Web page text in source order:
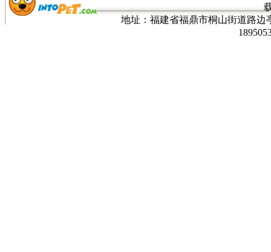
地址：福建省福鼎市桐山街道路边